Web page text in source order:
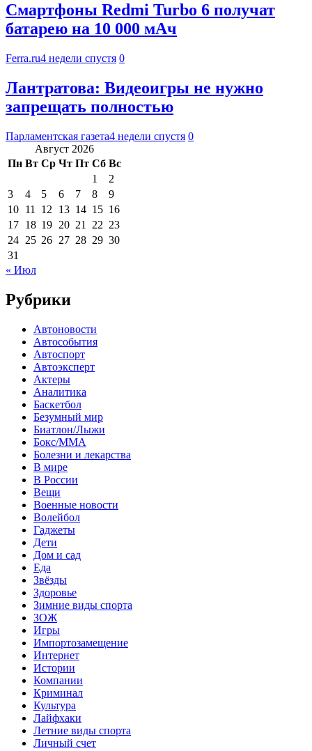
Смартфоны Redmi Turbo 6 получат
батарею на 10 000 мАч
Ferra.ru4 недели спустя 0
Лантратова: Видеоигры не нужно
запрещать полностью
Парламентская газета4 недели спустя 0
Август 2026
Пн Вт Ср Чт Пт Сб Вс
1
2
3
4 5 6 7 8
9
10 11 12 13 14 15 16
17 18 19 20 21 22 23
24 25 26 27 28 29 30
31
« Июл
Рубрики
Автоновости
Автособытия
Автоспорт
Автоэксперт
Актеры
Аналитика
Баскетбол
Безумный мир
Биатлон/Лыжи
Бокс/MMA
Болезни и лекарства
В мире
В России
Вещи
Военные новости
Волейбол
Гаджеты
Дети
Дом и сад
Еда
Звёзды
Здоровье
Зимние виды спорта
ЗОЖ
Игры
Импортозамещение
Интернет
Истории
Компании
Криминал
Культура
Лайфхаки
Летние виды спорта
Личный счет